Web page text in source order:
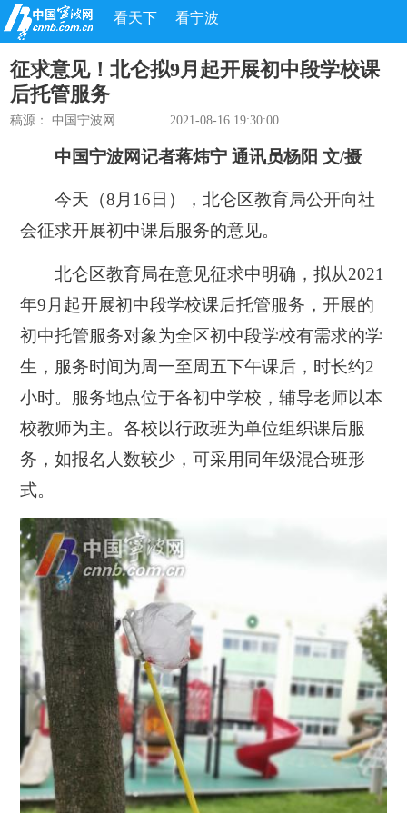
看天下 看宁波
征求意见！北仑拟9月起开展初中段学校课
后托管服务
稿源： 中国宁波网 2021-08-16 19:30:00
中国宁波网记者蒋炜宁 通讯员杨阳 文/摄
今天（8月16日），北仑区教育局公开向社
会征求开展初中课后服务的意见。
北仑区教育局在意见征求中明确，拟从2021
年9月起开展初中段学校课后托管服务，开展的
初中托管服务对象为全区初中段学校有需求的学
生，服务时间为周一至周五下午课后，时长约2
小时。服务地点位于各初中学校，辅导老师以本
校教师为主。各校以行政班为单位组织课后服
务，如报名人数较少，可采用同年级混合班形
式。